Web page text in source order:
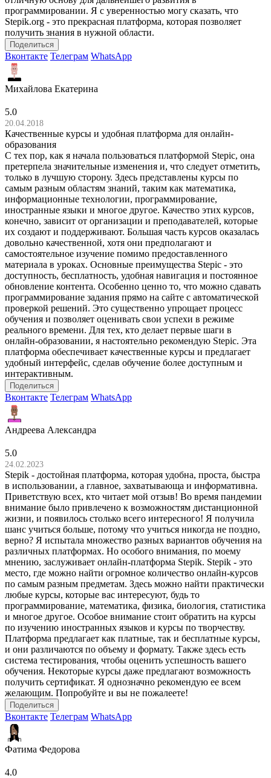
программировании. Я с уверенностью могу сказать, что
Stepik.org - это прекрасная платформа, которая позволяет
получить знания в нужной области.
Поделиться
Вконтакте Телеграм WhatsApp
Михайлова Екатерина
5.0
20.04.2018
Качественные курсы и удобная платформа для онлайн-
образования
С тех пор, как я начала пользоваться платформой Stepic, она
претерпела значительные изменения и, что следует отметить,
только в лучшую сторону. Здесь представлены курсы по
самым разным областям знаний, таким как математика,
информационные технологии, программирование,
иностранные языки и многое другое. Качество этих курсов,
конечно, зависит от организации и преподавателей, которые
их создают и поддерживают. Большая часть курсов оказалась
довольно качественной, хотя они предполагают и
самостоятельное изучение помимо предоставленного
материала в уроках. Основные преимущества Stepic - это
доступность, бесплатность, удобная навигация и постоянное
обновление контента. Особенно ценно то, что можно сдавать
программирование задания прямо на сайте с автоматической
проверкой решений. Это существенно упрощает процесс
обучения и позволяет оценивать свои успехи в режиме
реального времени. Для тех, кто делает первые шаги в
онлайн-образовании, я настоятельно рекомендую Stepic. Эта
платформа обеспечивает качественные курсы и предлагает
удобный интерфейс, сделав обучение более доступным и
интерактивным.
Поделиться
Вконтакте Телеграм WhatsApp
Андреева Александра
5.0
24.02.2023
Stepik - достойная платформа, которая удобна, проста, быстра
в использовании, а главное, захватывающа и информативна.
Приветствую всех, кто читает мой отзыв! Во время пандемии
внимание было привлечено к возможностям дистанционной
жизни, и появилось столько всего интересного! Я получила
шанс учиться больше, потому что учиться никогда не поздно,
верно? Я испытала множество разных вариантов обучения на
различных платформах. Но особого внимания, по моему
мнению, заслуживает онлайн-платформа Stepik. Stepik - это
место, где можно найти огромное количество онлайн-курсов
по самым разным предметам. Здесь можно найти практически
любые курсы, которые вас интересуют, будь то
программирование, математика, физика, биология, статистика
и многое другое. Особое внимание стоит обратить на курсы
по изучению иностранных языков и курсы по творчеству.
Платформа предлагает как платные, так и бесплатные курсы,
и они различаются по объему и формату. Также здесь есть
система тестирования, чтобы оценить успешность вашего
обучения. Некоторые курсы даже предлагают возможность
получить сертификат. Я однозначно рекомендую ее всем
желающим. Попробуйте и вы не пожалеете!
Поделиться
Вконтакте Телеграм WhatsApp
Фатима Федорова
4.0